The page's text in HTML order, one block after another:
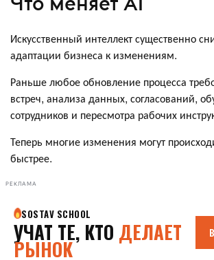
Искусственный интеллект существенно
адаптации бизнеса к изменениям.
Раньше любое обновление процесса
встреч, анализа данных, согласований,
сотрудников и пересмотра рабочих
Теперь многие изменения могут
быстрее.
РЕКЛАМА